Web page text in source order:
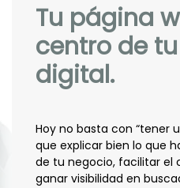
Tu página
centro de
digital.
Hoy no basta con “tener
que explicar bien lo que
de tu negocio, facilitar el
ganar visibilidad en